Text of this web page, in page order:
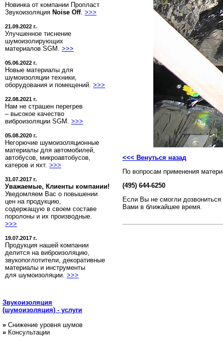
Новинка от компании Пропласт
Звукоизоляция Noise Off. >>>
21.09.2022 г.
Улучшенное тиснение
шумоизолирующих
материалов SGM. >>>
05.06.2022 г.
Новые материалы для
шумоизоляции техники,
оборудования и помещений. >>>
22.08.2021 г.
Нам не страшен перегрев
– высокое качество
виброизоляции SGM. >>>
05.08.2020 г.
Негорючие шумоизоляционные
материалы для автомобилей,
автобусов, микроавтобусов,
катеров и яхт. >>>
31.07.2017 г.
Уважаемые, Клиенты компании!
Уведомляем Вас о повышении
цен на продукцию,
содержащую в своем составе
поролоны и их производные.
>>>
19.07.2017 г.
Продукция нашей компании
делится на виброизоляцию,
звукопоглотители, декоративные
материалы и инструменты
для шумоизоляции. >>>
Звукоизоляция
(шумоизоляция) - услуги
» Снижение уровня шумов
» Консультации
<<< Венуться назад
По вопросам применения
(495) 644-6250
Если Вы не смогли
Вами в ближайшее время.